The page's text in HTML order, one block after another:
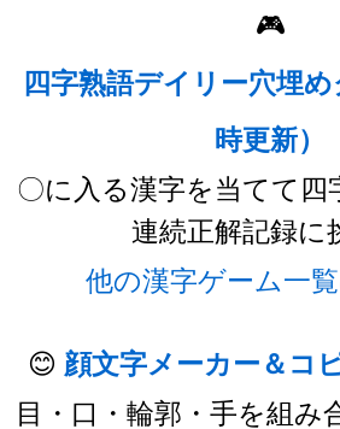
🎮
四字熟語デイリー穴埋
時更新）
〇に入る漢字を当てて四
連続正解記録に
他の漢字ゲーム一
😊 顔文字メーカー＆コ
目・口・輪郭・手を組み